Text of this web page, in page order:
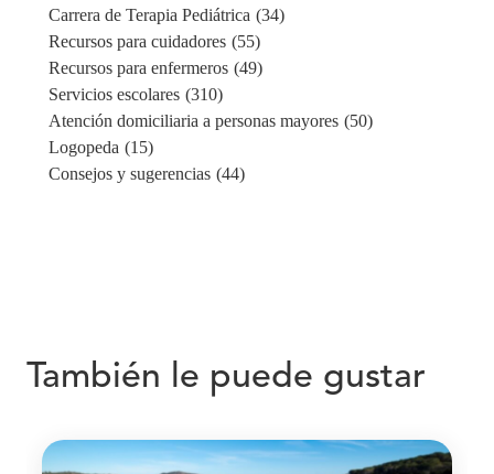
Carrera de Terapia Pediátrica (34)
Recursos para cuidadores (55)
Recursos para enfermeros (49)
Servicios escolares (310)
Atención domiciliaria a personas mayores (50)
Logopeda (15)
Consejos y sugerencias (44)
También le puede gustar